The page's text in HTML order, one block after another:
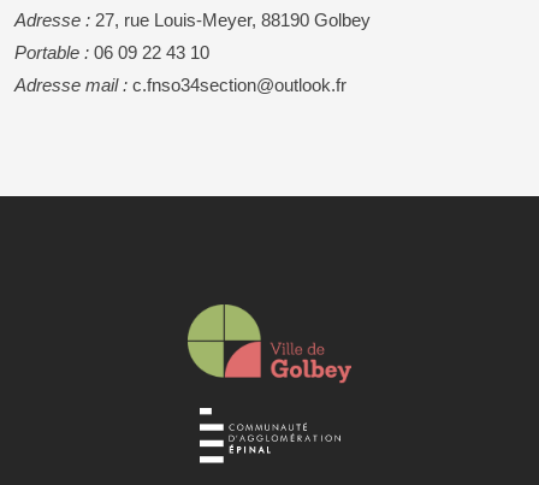
Adresse : 27, rue Louis-Meyer, 88190 Golbey
Portable : 06 09 22 43 10
Adresse mail : c.fnso34section@outlook.fr